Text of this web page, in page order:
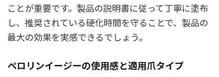
ことが重要です。製品の説明書に従って丁寧に塗布
し、推奨されている硬化時間を守ることで、製品の
最大の効果を実感できるでしょう。
ペロリンイージーの使用感と適用爪タイプ